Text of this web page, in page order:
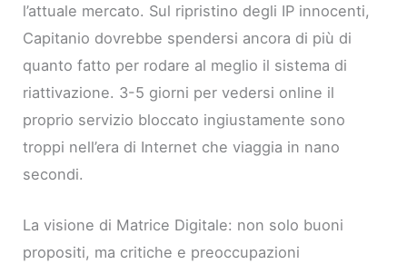
l’attuale mercato. Sul ripristino degli IP innocenti,
Capitanio dovrebbe spendersi ancora di più di
quanto fatto per rodare al meglio il sistema di
riattivazione. 3-5 giorni per vedersi online il
proprio servizio bloccato ingiustamente sono
troppi nell’era di Internet che viaggia in nano
secondi.
La visione di Matrice Digitale: non solo buoni
propositi, ma critiche e preoccupazioni